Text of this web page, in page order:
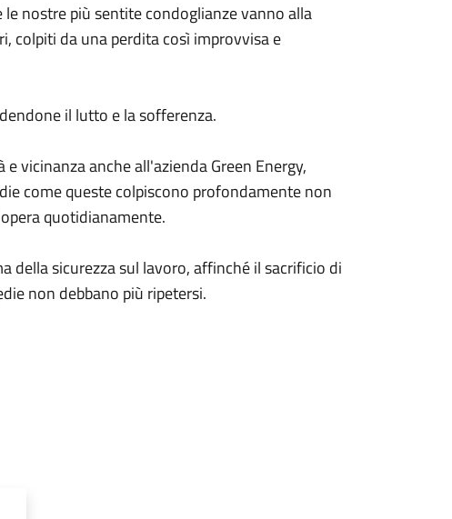
nostre più sentite condoglianze vanno alla
colpiti da una perdita così improvvisa e
il lutto e la sofferenza.
vicinanza anche all'azienda Green Energy,
come queste colpiscono profondamente non
quotidianamente.
della sicurezza sul lavoro, affinché il sacrificio di
non debbano più ripetersi.